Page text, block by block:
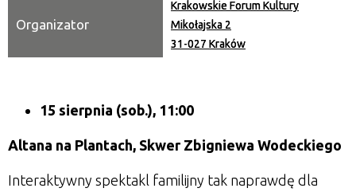
Organizator
Krakowskie Forum Kultury
Mikołajska 2
31-027 Kraków
15 sierpnia (sob.), 11:00
Altana na Plantach, Skwer Zbigniewa Wodeckiego
Interaktywny spektakl familijny tak naprawdę dla